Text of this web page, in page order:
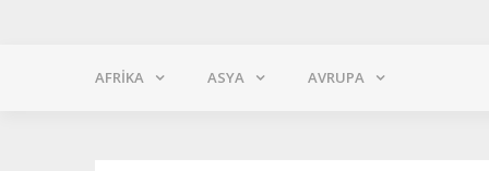
AFRIKA ASYA AVRUPA